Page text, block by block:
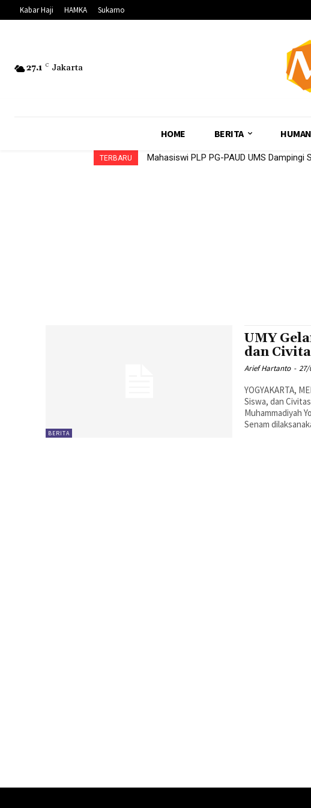
Kabar Haji HAMKA Sukarno
27.1 C Jakarta
HOME BERITA
TERBARU Mahasiswi PLP PG-PAUD UMS
BERITA
UMY
dan
Arief Hartanto - 27/
YOGYAKARTA,
Siswa, dan
Muhammadiyah
Senam